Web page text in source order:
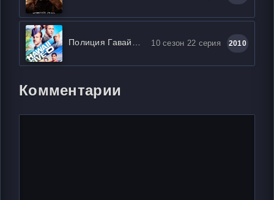
10 сезон 22 серия 2010
Комментарии